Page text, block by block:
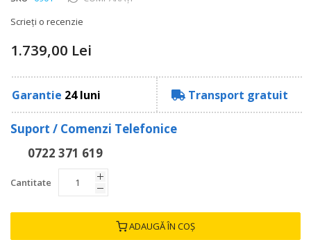
images
Scrieți o recenzie
1.739,00 Lei
Garantie 24 luni Transport gratuit
Suport / Comenzi Telefonice
0722 371 619
Cantitate
ADAUGĂ ÎN COȘ